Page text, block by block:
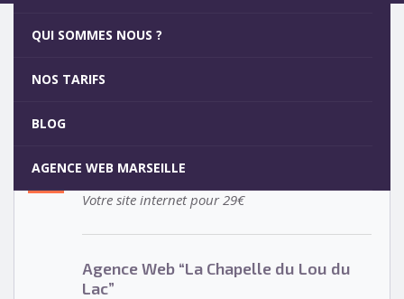
QUI SOMMES NOUS ?
NOS TARIFS
BLOG
AGENCE WEB MARSEILLE
5
Votre site internet pour 29€
Agence Web “La Chapelle du Lou du
Lac”